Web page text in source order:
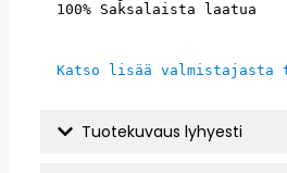
100% Saksalaista laatua
Katso lisää valmistajasta
Tuotekuvaus lyhyesti